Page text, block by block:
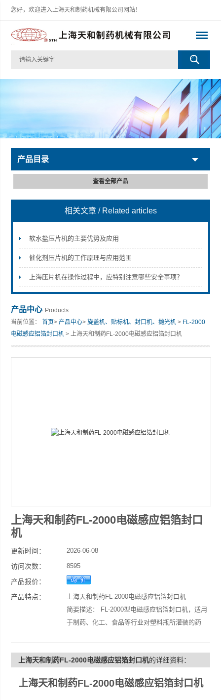
您好，欢迎进入上海天和制药机械有限公司网站！
上海天和制药机械有限公司
产品目录
查看全部产品
相关文章 / Related articles
软水盐压片机的主要优势及应用
催化剂压片机的工作原理与应用范围
上海压片机在操作过程中，应特别注意哪些安全事项？
产品中心 Products
当前位置：首页>产品中心>旋盖机、贴标机、封口机、抛光机 > FL-2000
电磁感应铝箔封口机 > 上海天和制药FL-2000电磁感应铝箔封口机
上海天和制药FL-2000电磁感应铝箔封口
机
更新时间： 2026-06-08
访问次数： 8595
产品报价：
产品特点：
上海天和制药FL-2000电磁感应铝箔封口机
简要描述： FL-2000型电磁感应铝箔封口机，适用
于制药、化工、食品等行业对塑料瓶所灌装的药
上海天和制药FL-2000电磁感应铝箔封口机的详细资料：
上海天和制药FL-2000电磁感应铝箔封口机